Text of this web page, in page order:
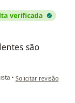
verificada
são
• na opinião do
Solicitar revisão